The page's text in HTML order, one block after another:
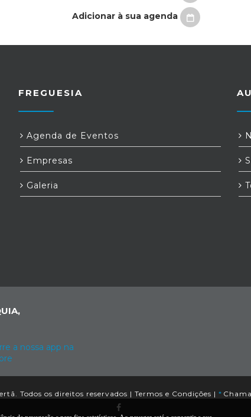
Adicionar à sua agenda
FREGUESIA
Agenda de Eventos
Empresas
Galeria
Todos os direitos reservados | Termos e Condições | *